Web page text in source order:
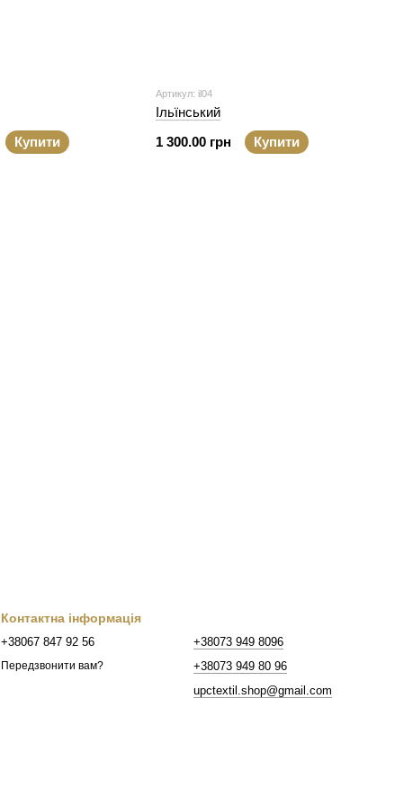
Купити
Артикул: il04
Ільїнський
1 300.00 грн
Купити
Контактна інформація
+38067 847 92 56
Передзвонити вам?
+38073 949 8096
+38073 949 80 96
upctextil.shop@gmail.com